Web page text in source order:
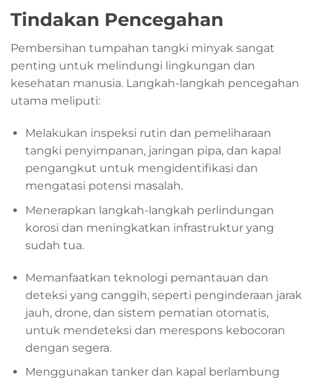
Tindakan Pencegahan
Pembersihan tumpahan tangki minyak sangat
penting untuk melindungi lingkungan dan
kesehatan manusia. Langkah-langkah pencegahan
utama meliputi:
Melakukan inspeksi rutin dan pemeliharaan
tangki penyimpanan, jaringan pipa, dan kapal
pengangkut untuk mengidentifikasi dan
mengatasi potensi masalah.
Menerapkan langkah-langkah perlindungan
korosi dan meningkatkan infrastruktur yang
sudah tua.
Memanfaatkan teknologi pemantauan dan
deteksi yang canggih, seperti penginderaan jarak
jauh, drone, dan sistem pematian otomatis,
untuk mendeteksi dan merespons kebocoran
dengan segera.
Menggunakan tanker dan kapal berlambung